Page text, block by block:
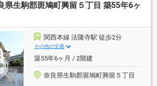
県生駒郡斑鳩町興留５丁目 築55年6ヶ
関西本線 法隆寺駅 徒歩2分
その他の交通
築55年6ヶ月 / 2階建
奈良県生駒郡斑鳩町興留５丁目